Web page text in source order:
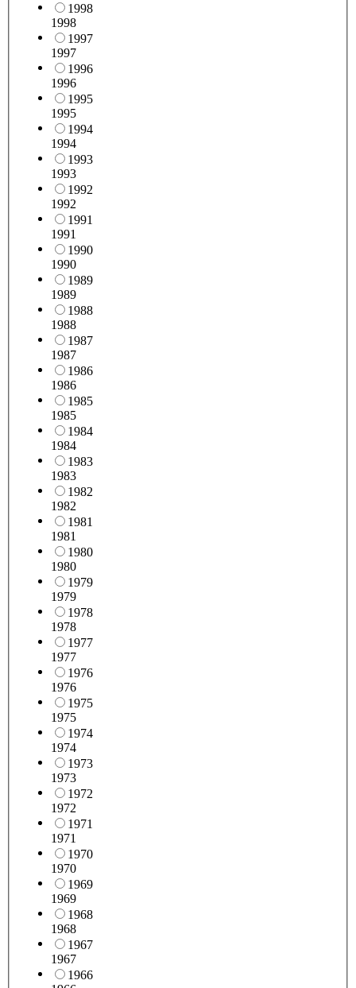
1998
1998
1997
1997
1996
1996
1995
1995
1994
1994
1993
1993
1992
1992
1991
1991
1990
1990
1989
1989
1988
1988
1987
1987
1986
1986
1985
1985
1984
1984
1983
1983
1982
1982
1981
1981
1980
1980
1979
1979
1978
1978
1977
1977
1976
1976
1975
1975
1974
1974
1973
1973
1972
1972
1971
1971
1970
1970
1969
1969
1968
1968
1967
1967
1966